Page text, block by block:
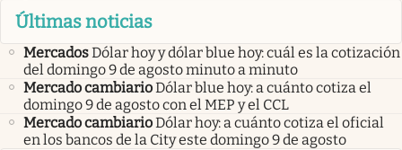
Últimas noticias
MercadosDólar hoy y dólar blue hoy: cuál es la cotización
del domingo 9 de agosto minuto a minuto
Mercado cambiarioDólar blue hoy: a cuánto cotiza el
domingo 9 de agosto con el MEP y el CCL
Mercado cambiarioDólar hoy: a cuánto cotiza el oficial
en los bancos de la City este domingo 9 de agosto